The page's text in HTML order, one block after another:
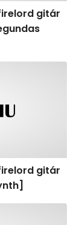
gitár
gitár